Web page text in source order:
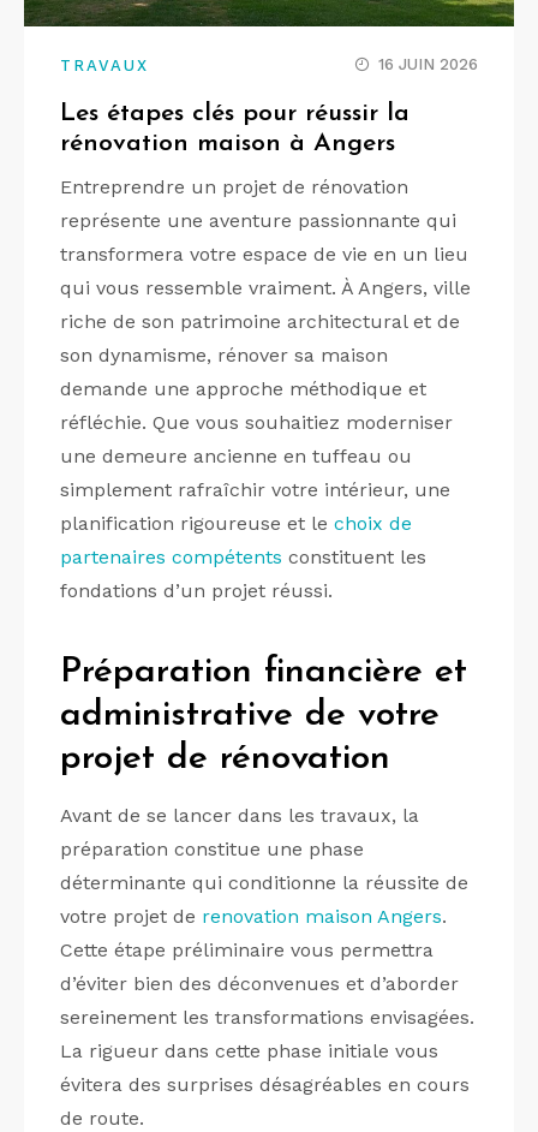
TRAVAUX 16 JUIN 2026
Les étapes clés pour réussir la
rénovation maison à Angers
Entreprendre un projet de rénovation
représente une aventure passionnante qui
transformera votre espace de vie en un lieu
qui vous ressemble vraiment. À Angers, ville
riche de son patrimoine architectural et de
son dynamisme, rénover sa maison
demande une approche méthodique et
réfléchie. Que vous souhaitiez moderniser
une demeure ancienne en tuffeau ou
simplement rafraîchir votre intérieur, une
planification rigoureuse et le choix de
partenaires compétents constituent les
fondations d’un projet réussi.
Préparation financière et
administrative de votre
projet de rénovation
Avant de se lancer dans les travaux, la
préparation constitue une phase
déterminante qui conditionne la réussite de
votre projet de renovation maison Angers.
Cette étape préliminaire vous permettra
d’éviter bien des déconvenues et d’aborder
sereinement les transformations envisagées.
La rigueur dans cette phase initiale vous
évitera des surprises désagréables en cours
de route.